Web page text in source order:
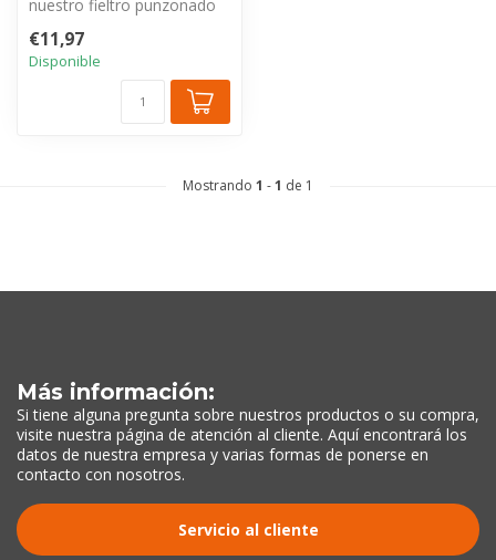
nuestro fieltro punzonado
€11,97
Disponible
Mostrando 1 -1 de 1
Más información:
Si tiene alguna pregunta sobre nuestros productos o su compra,
visite nuestra página de atención al cliente. Aquí encontrará los
datos de nuestra empresa y varias formas de ponerse en
contacto con nosotros.
Servicio al cliente